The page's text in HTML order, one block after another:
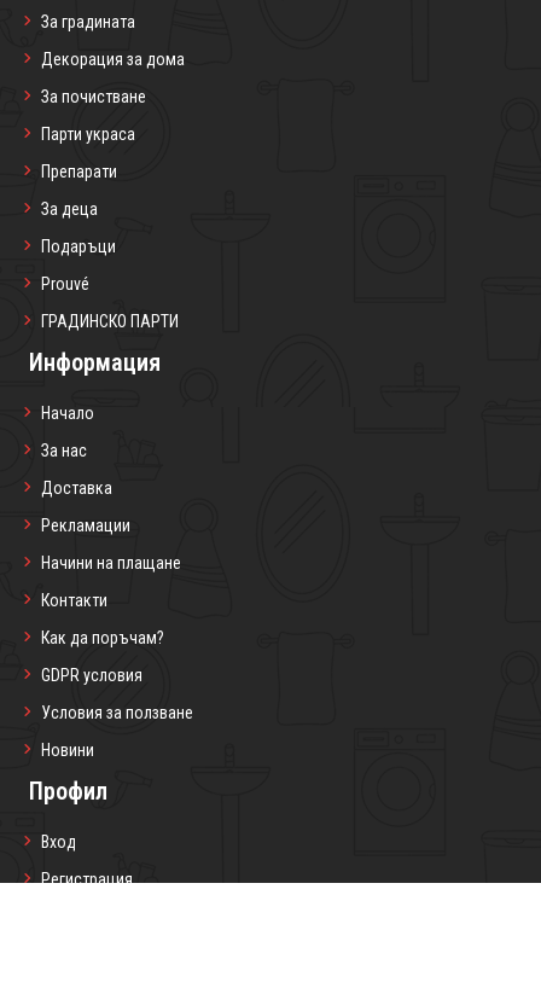
За градината
Декорация за дома
За почистване
Парти украса
Препарати
За деца
Подаръци
Prouvé
ГРАДИНСКО ПАРТИ
Информация
Начало
За нас
Доставка
Рекламации
Начини на плащане
Контакти
Как да поръчам?
GDPR условия
Условия за ползване
Новини
Профил
Вход
Регистрация